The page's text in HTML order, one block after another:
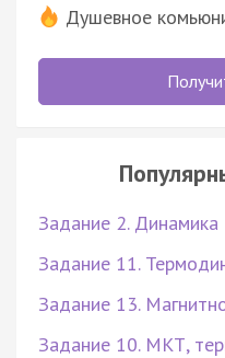
Душевное
Задание 2. Динамика
Задание 11.
Задание 13.
Задание 10. МКТ,